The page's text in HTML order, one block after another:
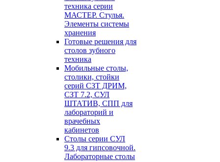
техника серии
МАСТЕР. Стулья.
Элементы системы
хранения
Готовые решения для
столов зубного
техника
Мобильные столы,
столики, стойки
серий СЗТ ДРИМ,
СЗТ 7.2, СУЛ
ШТАТИВ, СПП для
лабораторий и
врачебных
кабинетов
Столы серии СУЛ
9.3 для гипсовочной.
Лабораторные столы